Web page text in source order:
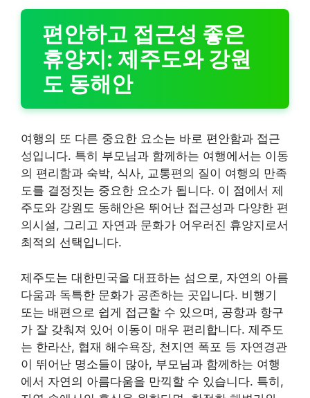
편안하고 접근성 좋은
휴양지: 제주도와 강원
도 동해안
여행의 또 다른 중요한 요소는 바로 편안함과 접근
성입니다. 특히 부모님과 함께하는 여행에서는 이동
의 편리함과 숙박, 식사, 교통편의 질이 여행의 만족
도를 결정짓는 중요한 요소가 됩니다. 이 점에서 제
주도와 강원도 동해안은 뛰어난 접근성과 다양한 편
의시설, 그리고 자연과 문화가 어우러진 휴양지로서
최적의 선택입니다.
제주도는 대한민국을 대표하는 섬으로, 자연의 아름
다움과 독특한 문화가 공존하는 곳입니다. 비행기
또는 배편으로 쉽게 접근할 수 있으며, 공항과 항구
가 잘 갖춰져 있어 이동이 매우 편리합니다. 제주도
는 한라산, 협재 해수욕장, 천지연 폭포 등 자연경관
이 뛰어난 명소들이 많아, 부모님과 함께하는 여행
에서 자연의 아름다움을 만끽할 수 있습니다. 특히,